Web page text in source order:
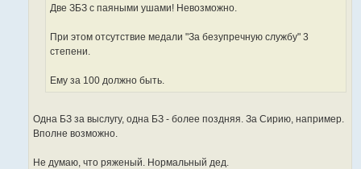
Две ЗБЗ с паяными ушами! Невозможно.
При этом отсутствие медали "За безупречную службу" 3
степени.
Ему за 100 должно быть.
Одна БЗ за выслугу, одна БЗ - более поздняя. За Сирию, например.
Вполне возможно.
Не думаю, что ряженый. Нормальный дед.